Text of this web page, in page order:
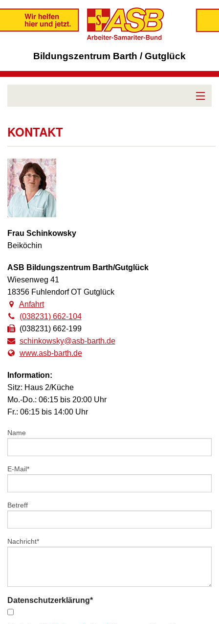
Bildungszentrum Barth / Gutglück
BAFzA
BFD/FsJ
Ferienwohnung
Region
Anfahrt
Kontakt
BAFzA
Verwaltungsleiter
Büro
Küche
KONTAKT
Frau Schinkowsky
Beiköchin
ASB Bildungszentrum Barth/Gutglück
Wiesenweg 41
18356 Fuhlendorf OT Gutglück
Anfahrt
(038231) 662-104
(038231) 662-199
schinkowsky@asb-barth.de
www.asb-barth.de
Information:
Sitz: Haus 2/Küche
Mo.-Do.: 06:15 bis 20:00 Uhr
Fr.: 06:15 bis 14:00 Uhr
Name
E-Mail*
Betreff
Nachricht*
Datenschutzerklärung*